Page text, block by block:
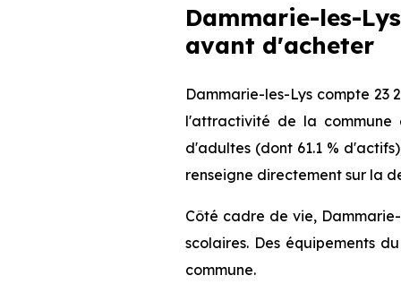
Dammarie-les-
avant d'acheter
Dammarie-les-Lys compte
l'attractivité de la commune
d'adultes (dont 61.1 %
renseigne directement sur la
Côté cadre de vie,
scolaires. Des équipements
commune.